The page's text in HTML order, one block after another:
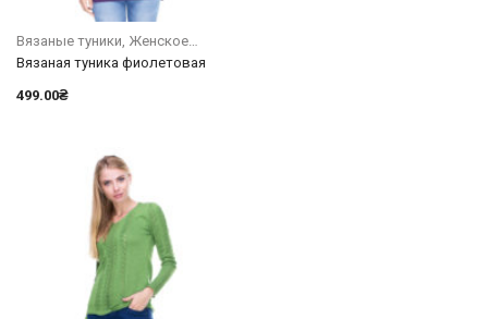
Вязаные туники Женское
Вязаная туника фиолетовая
499.00₴